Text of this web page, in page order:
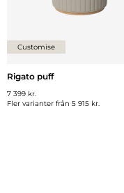
Customise
Rigato puff
7 399 kr.
Fler varianter från 5 915 kr.